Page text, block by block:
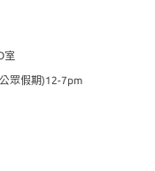
室
眾假期)12-7pm